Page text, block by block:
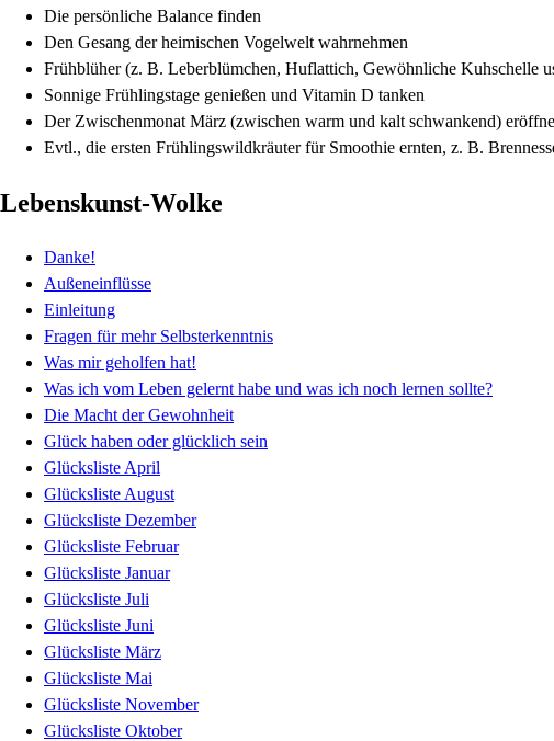
Die persönliche Balance finden
Den Gesang der heimischen Vogelwelt wahrnehmen
Frühblüher (z. B. Leberblümchen, Huflattich, Gewöhnliche Kuhschelle
Sonnige Frühlingstage genießen und Vitamin D tanken
Der Zwischenmonat März (zwischen warm und kalt schwankend)
Evtl., die ersten Frühlingswildkräuter für Smoothie ernten, z. B.
Lebenskunst-Wolke
Danke!
Außeneinflüsse
Einleitung
Fragen für mehr Selbsterkenntnis
Was mir geholfen hat!
Was ich vom Leben gelernt habe und was ich noch lernen sollte?
Die Macht der Gewohnheit
Glück haben oder glücklich sein
Glücksliste April
Glücksliste August
Glücksliste Dezember
Glücksliste Februar
Glücksliste Januar
Glücksliste Juli
Glücksliste Juni
Glücksliste März
Glücksliste Mai
Glücksliste November
Glücksliste Oktober